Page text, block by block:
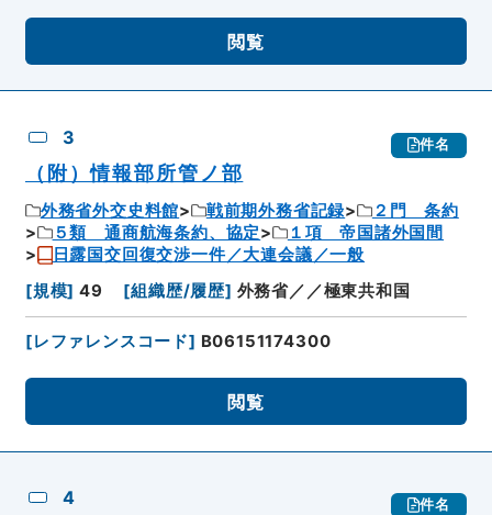
閲覧
3 件名
（附）情報部所管ノ部
外務省外交史料館 戦前期外務省記録
２門 条約
５類 通商航海条約、協定
１項 帝国諸外国間
日露国交回復交渉一件／大連会議／一般
[規模] 49 [組織歴/履歴] 外務省／／極東共和国
[レファレンスコード] B06151174300
閲覧
4 件名